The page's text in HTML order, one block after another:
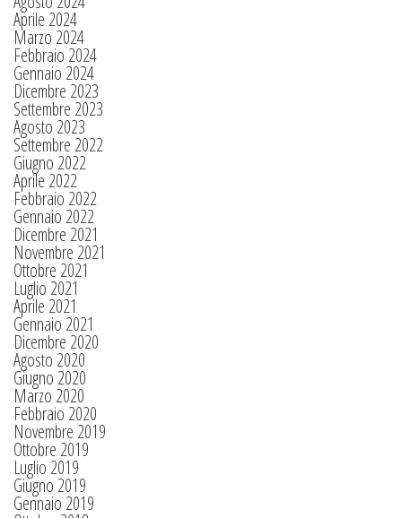
Aprile 2024
Marzo 2024
Febbraio 2024
Gennaio 2024
Dicembre 2023
Settembre 2023
Agosto 2023
Settembre 2022
Giugno 2022
Aprile 2022
Febbraio 2022
Gennaio 2022
Dicembre 2021
Novembre 2021
Ottobre 2021
Luglio 2021
Aprile 2021
Gennaio 2021
Dicembre 2020
Agosto 2020
Giugno 2020
Marzo 2020
Febbraio 2020
Novembre 2019
Ottobre 2019
Luglio 2019
Giugno 2019
Gennaio 2019